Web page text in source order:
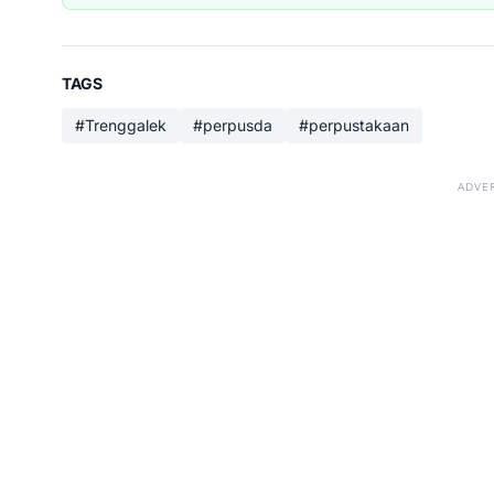
TAGS
#Trenggalek #perpusda #perpustakaan